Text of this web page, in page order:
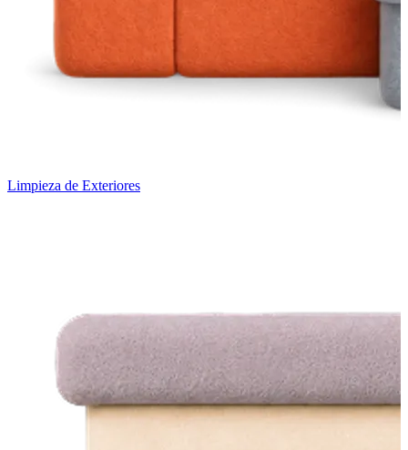
Limpieza de Exteriores